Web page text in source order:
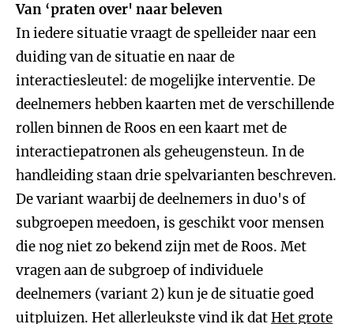
Van ‘praten over' naar beleven
In iedere situatie vraagt de spelleider naar een
duiding van de situatie en naar de
interactiesleutel: de mogelijke interventie. De
deelnemers hebben kaarten met de verschillende
rollen binnen de Roos en een kaart met de
interactiepatronen als geheugensteun. In de
handleiding staan drie spelvarianten beschreven.
De variant waarbij de deelnemers in duo's of
subgroepen meedoen, is geschikt voor mensen
die nog niet zo bekend zijn met de Roos. Met
vragen aan de subgroep of individuele
deelnemers (variant 2) kun je de situatie goed
uitpluizen. Het allerleukste vind ik datHet grote